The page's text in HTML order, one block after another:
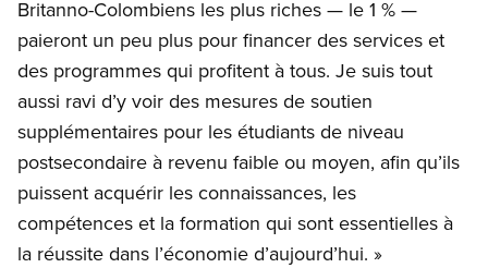
Britanno-Colombiens les plus riches — le 1 % —
paieront un peu plus pour financer des services et
des programmes qui profitent à tous. Je suis tout
aussi ravi d’y voir des mesures de soutien
supplémentaires pour les étudiants de niveau
postsecondaire à revenu faible ou moyen, afin qu’ils
puissent acquérir les connaissances, les
compétences et la formation qui sont essentielles à
la réussite dans l’économie d’aujourd’hui. »